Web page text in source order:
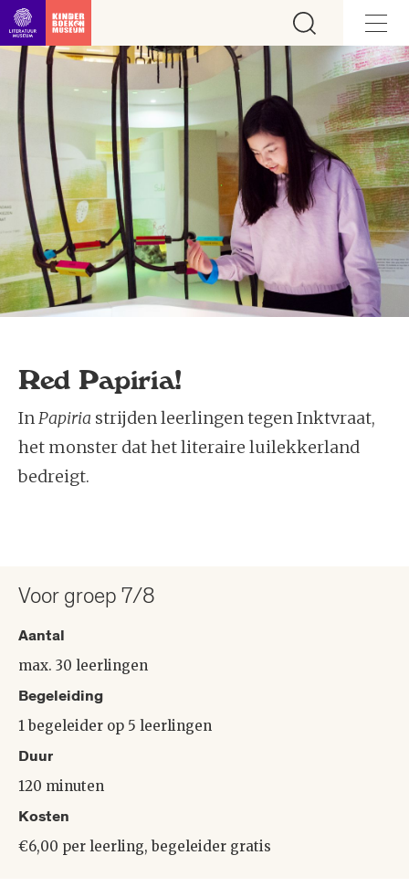
Ga direct naar inhoud
Red Papiria!
InPapiria strijden leerlingen tegen Inktvraat,
het monster dat het literaire luilekkerland
bedreigt.
Voor groep 7/8
Aantal
max. 30 leerlingen
Begeleiding
1 begeleider op 5 leerlingen
Duur
120 minuten
Kosten
€6,00 per leerling, begeleider gratis